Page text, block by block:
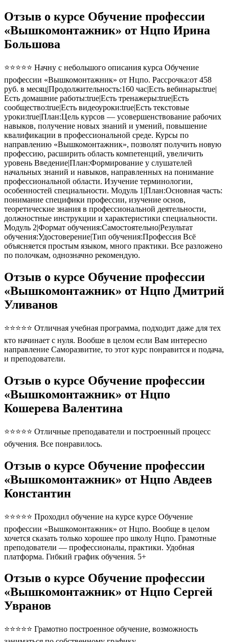
Отзыв о курсе Обучение профессии
«Вышкомонтажник» от Нцпо Ирина
Большова
⭐⭐⭐⭐⭐ Начну с небольшого описания курса Обучение
профессии «Вышкомонтажник» от Нцпо. Рассрочка:от 458
руб. в месяц|Продолжительность:160 час|Есть вебинары:true|
Есть домашние работы:true|Есть тренажеры:true|Есть
сообщество:true|Есть видеоуроки:true|Есть текстовые
уроки:true|План:Цель курсов — усовершенствование рабочих
навыков, получение новых знаний и умений, повышение
квалификации в профессиональной среде. Курсы по
направлению «Вышкомонтажник», позволят получить новую
профессию, расширить область компетенций, увеличить
уровень Введение|План:Формирование у слушателей
начальных знаний и навыков, направленных на понимание
профессиональной области. Изучение терминологии,
особенностей специальности. Модуль 1|План:Основная часть:
понимание специфики профессии, изучение основ,
теоретические знания в профессиональной деятельности,
должностные инструкции и характеристики специальности.
Модуль 2|Формат обучения:Самостоятельно|Результат
обучения:Удостоверение|Тип обучения:Профессия Всё
объясняется простым языком, много практики. Все разложено
по полочкам, однозначно рекомендую.
Отзыв о курсе Обучение профессии
«Вышкомонтажник» от Нцпо Дмитрий
Уливанов
⭐⭐⭐⭐⭐ Отличная учебная программа, подходит даже для тех
кто начинает с нуля. Вообше в целом если Вам интересно
направление Саморазвитие, то этот курс понравится и подача,
и преподователи.
Отзыв о курсе Обучение профессии
«Вышкомонтажник» от Нцпо
Кошерева Валентина
⭐⭐⭐⭐⭐ Отличные преподаватели и построенный процесс
обучения. Все понравилось.
Отзыв о курсе Обучение профессии
«Вышкомонтажник» от Нцпо Авдеев
Константин
⭐⭐⭐⭐⭐ Проходил обучение на курсе курсе Обучение
профессии «Вышкомонтажник» от Нцпо. Вообще в целом
хочется сказать только хорошее про школу Нцпо. Грамотные
преподователи — профессионалы, практики. Удобная
платформа. Гибкий график обучения. 5+
Отзыв о курсе Обучение профессии
«Вышкомонтажник» от Нцпо Сергей
Увранов
⭐⭐⭐⭐⭐ Грамотно построенное обучение, возможность